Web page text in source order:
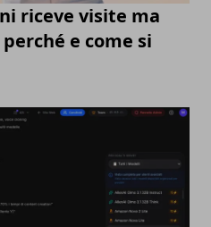
riceve visite ma
e come si